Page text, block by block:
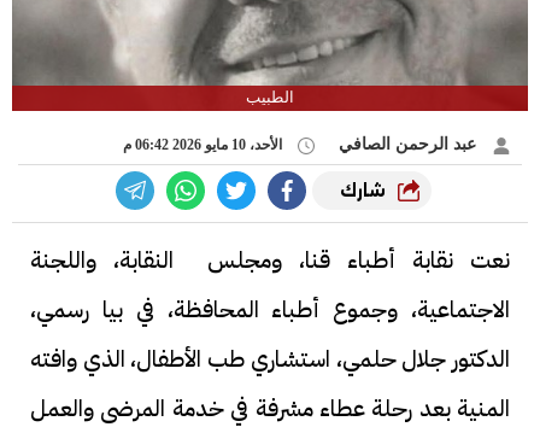
الطبيب
عبد الرحمن الصافي الأحد، 10 مايو 2026 06:42 م
شارك
نعت نقابة أطباء قنا، ومجلس النقابة، واللجنة
الاجتماعية، وجموع أطباء المحافظة، في بيا رسمي،
الدكتور جلال حلمي، استشاري طب الأطفال، الذي وافته
المنية بعد رحلة عطاء مشرفة في خدمة المرضى والعمل